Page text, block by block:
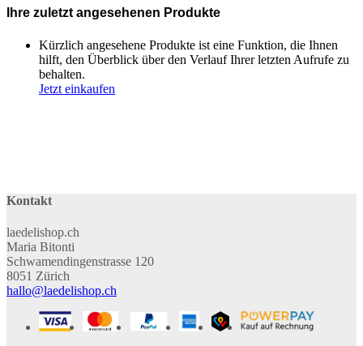
CHF
Ihre zuletzt angesehenen Produkte
Kürzlich angesehene Produkte ist eine Funktion, die Ihnen
hilft, den Überblick über den Verlauf Ihrer letzten Aufrufe zu
behalten.
Jetzt einkaufen
Kontakt
laedelishop.ch
Maria Bitonti
Schwamendingenstrasse 120
8051 Zürich
hallo@laedelishop.ch